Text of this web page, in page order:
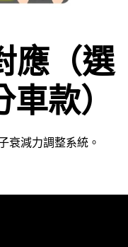
應（選
款）
衰減力調整系統。